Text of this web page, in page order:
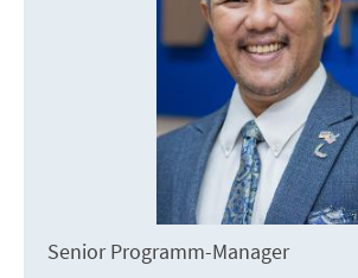
Senior Programm-Manager